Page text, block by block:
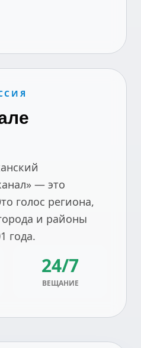
— это
голос региона,
и районы
года.
24/7
ВЕЩАНИЕ